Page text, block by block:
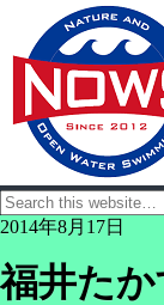
2014年8月17日
福井た